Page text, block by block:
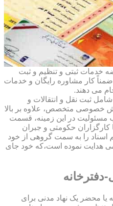
خدمات ثبتی و تنظیم و ثبت
کار مشاوره رایگان و خدمات
می دهند.
ثبت نقل و انتقالات و
خصوصی متخصص، علاوه بر بالا
مسئولیت در این زمینه، قسمت
حکومتی و جبران
اسناد را به سمت گروهی از خود
هدایت نموده است،که خود جای
یا محضر یک نهاد مدنی برای